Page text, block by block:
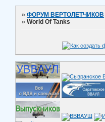
»ФОРУМ ВЕРТОЛЕТЧИКОВ
»World Of Tanks